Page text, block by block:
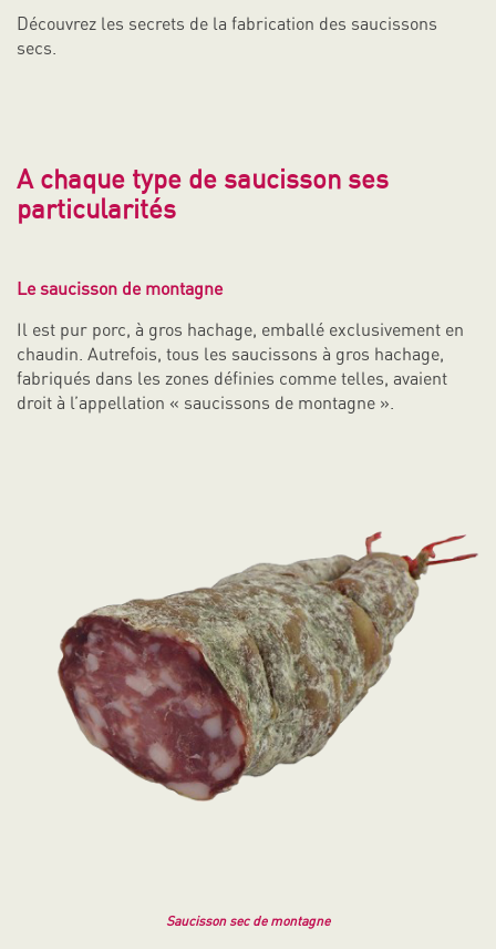
Découvrez les secrets de la fabrication des saucissons
secs.
A chaque type de saucisson ses
particularités
Le saucisson de montagne
Il est pur porc, à gros hachage, emballé exclusivement en
chaudin. Autrefois, tous les saucissons à gros hachage,
fabriqués dans les zones définies comme telles, avaient
droit à l’appellation « saucissons de montagne ».
Saucisson sec de montagne